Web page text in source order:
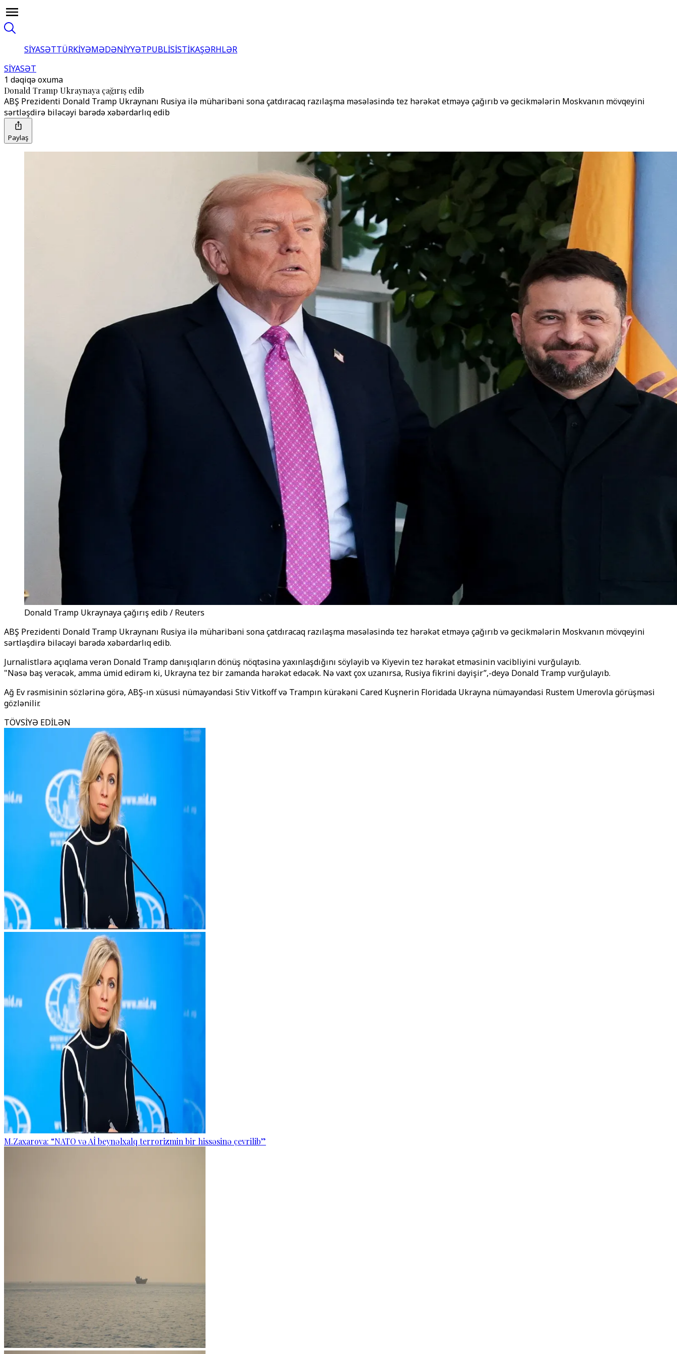
SİYASƏTTÜRKİYƏMƏDƏNİYYƏTPUBLİSİSTİKAŞƏRHLƏR
SİYASƏT
1 dəqiqə oxuma
Donald Tramp Ukraynaya çağırış edib
ABŞ Prezidenti Donald Tramp Ukraynanı Rusiya ilə müharibəni sona çatdıracaq razılaşma məsələsində tez hərəkət etməyə çağırıb və gecikmələrin Moskvanın mövqeyini
sərtləşdirə biləcəyi barədə xəbərdarlıq edib
Paylaş
Donald Tramp Ukraynaya çağırış edib / Reuters
ABŞ Prezidenti Donald Tramp Ukraynanı Rusiya ilə müharibəni sona çatdıracaq razılaşma məsələsində tez hərəkət etməyə çağırıb və gecikmələrin Moskvanın mövqeyini
sərtləşdirə biləcəyi barədə xəbərdarlıq edib.
Jurnalistlərə açıqlama verən Donald Tramp danışıqların dönüş nöqtəsinə yaxınlaşdığını söyləyib və Kiyevin tez hərəkət etməsinin vacibliyini vurğulayıb.
"Nəsə baş verəcək, amma ümid edirəm ki, Ukrayna tez bir zamanda hərəkət edəcək. Nə vaxt çox uzanırsa, Rusiya fikrini dəyişir’’,-deyə Donald Tramp vurğulayıb.
Ağ Ev rəsmisinin sözlərinə görə, ABŞ-ın xüsusi nümayəndəsi Stiv Vitkoff və Trampın kürəkəni Cared Kuşnerin Floridada Ukrayna nümayəndəsi Rustem Umerovla görüşməsi
gözlənilir.
TÖVSİYƏ EDİLƏN
M.Zaxarova: “NATO və Aİ beynəlxalq terrorizmin bir hissəsinə çevrilib”